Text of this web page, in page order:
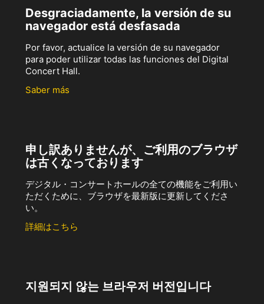
Desgraciadamente, la versión de su
navegador está desfasada
Por favor, actualice la versión de su navegador
para poder utilizar todas las funciones del Digital
Concert Hall.
Saber más
申し訳ありませんが、ご利用のブラウザ
は古くなっております
デジタル・コンサートホールの全ての機能をご利用い
ただくために、ブラウザを最新版に更新してくださ
い。
詳細はこちら
지원되지 않는 브라우저 버전입니다